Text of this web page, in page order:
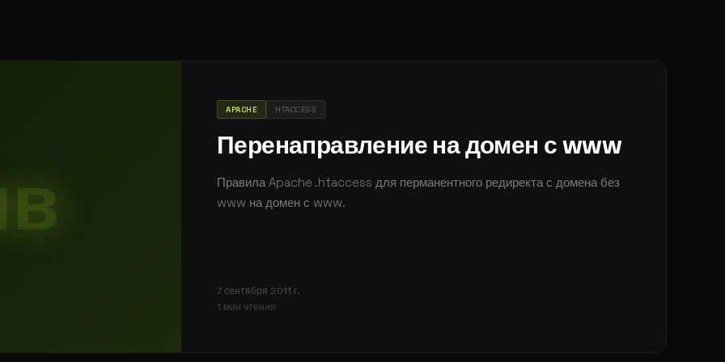
APACHE HTACCESS
Перенаправление на домен с www
Правила Apache .htaccess для перманентного редиректа с домена без
www на домен с www.
7 сентября 2011 г.
1 мин чтения